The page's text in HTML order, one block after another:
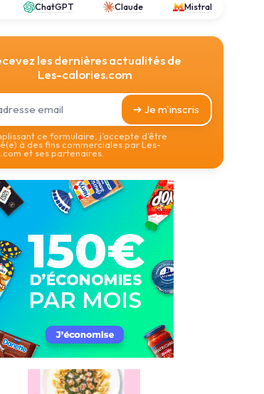
ChatGPT Claude Mistral
les dernières actualités de
Les-calories.com
➔ Je m'inscris
ce formulaire, j’accepte d’être
à des fins commerciales par Les-
et ses partenaires.